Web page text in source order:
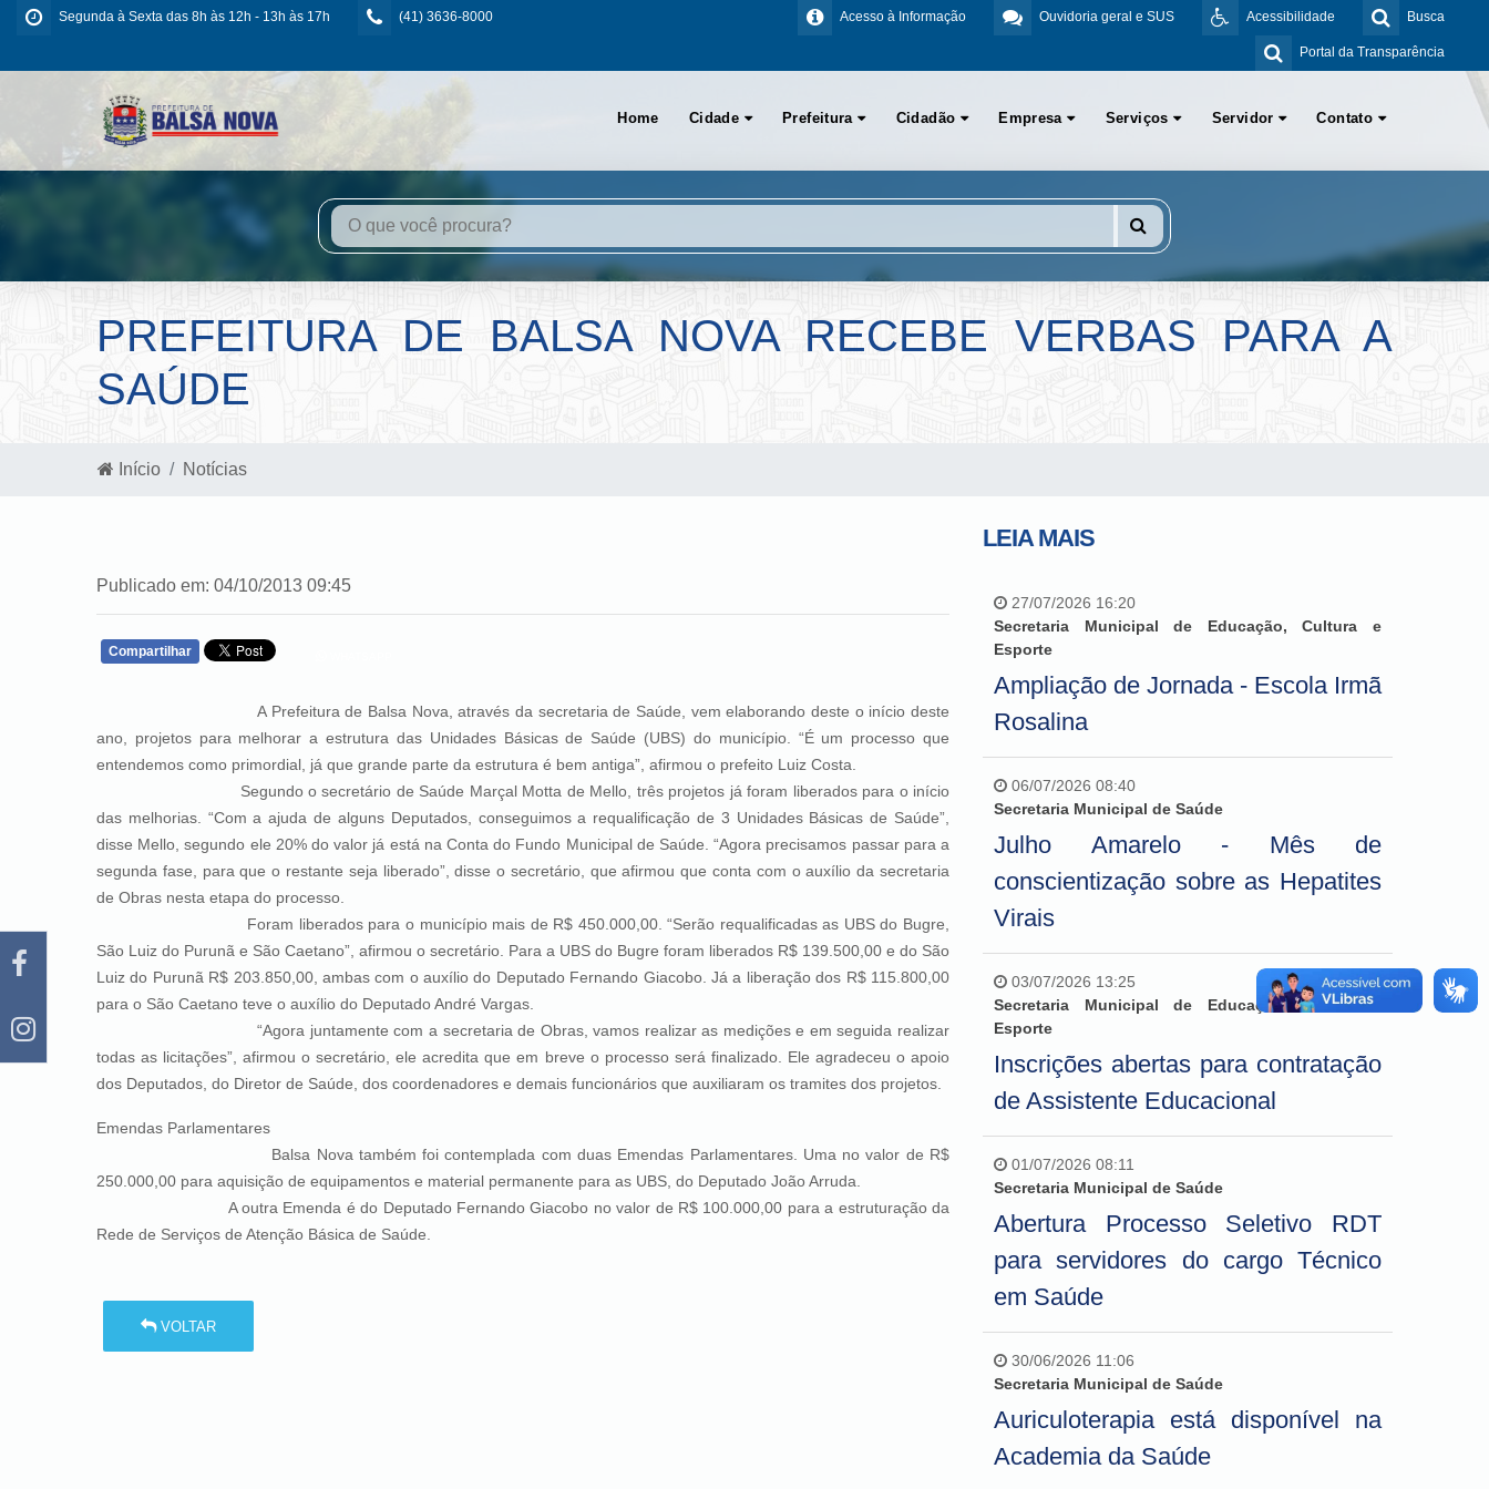
Segunda à Sexta das 8h às 12h - 13h às 17h (41) 3636-8000 Busca
Acessibilidade
Ouvidoria geral e SUS
Acesso à Informação
Portal da Transparência
Home Cidade Prefeitura Cidadão Empresa Serviços Servidor Contato
PREFEITURA DE BALSA NOVA RECEBE VERBAS PARA A
SAÚDE
Início Notícias
Publicado em: 04/10/2013 09:45
Compartilhar
A Prefeitura de Balsa Nova, através da secretaria de Saúde, vem elaborando deste o início deste
ano, projetos para melhorar a estrutura das Unidades Básicas de Saúde (UBS) do município. “É um processo que
entendemos como primordial, já que grande parte da estrutura é bem antiga”, afirmou o prefeito Luiz Costa.
Segundo o secretário de Saúde Marçal Motta de Mello, três projetos já foram liberados para o início
das melhorias. “Com a ajuda de alguns Deputados, conseguimos a requalificação de 3 Unidades Básicas de Saúde”,
disse Mello, segundo ele 20% do valor já está na Conta do Fundo Municipal de Saúde. “Agora precisamos passar para a
segunda fase, para que o restante seja liberado”, disse o secretário, que afirmou que conta com o auxílio da secretaria
de Obras nesta etapa do processo.
Foram liberados para o município mais de R$ 450.000,00. “Serão requalificadas as UBS do Bugre,
São Luiz do Purunã e São Caetano”, afirmou o secretário. Para a UBS do Bugre foram liberados R$ 139.500,00 e do São
Luiz do Purunã R$ 203.850,00, ambas com o auxílio do Deputado Fernando Giacobo. Já a liberação dos R$ 115.800,00
para o São Caetano teve o auxílio do Deputado André Vargas.
“Agora juntamente com a secretaria de Obras, vamos realizar as medições e em seguida realizar
todas as licitações”, afirmou o secretário, ele acredita que em breve o processo será finalizado. Ele agradeceu o apoio
dos Deputados, do Diretor de Saúde, dos coordenadores e demais funcionários que auxiliaram os tramites dos projetos.
Emendas Parlamentares
Balsa Nova também foi contemplada com duas Emendas Parlamentares. Uma no valor de R$
250.000,00 para aquisição de equipamentos e material permanente para as UBS, do Deputado João Arruda.
A outra Emenda é do Deputado Fernando Giacobo no valor de R$ 100.000,00 para a estruturação da
Rede de Serviços de Atenção Básica de Saúde.
VOLTAR
LEIA MAIS
27/07/2026 16:20
Secretaria Municipal de Educação, Cultura e
Esporte
Ampliação de Jornada - Escola Irmã
Rosalina
06/07/2026 08:40
Secretaria Municipal de Saúde
Julho Amarelo - Mês de
conscientização sobre as Hepatites
Virais
03/07/2026 13:25
Secretaria Municipal de Educação, Cultura e
Esporte
Inscrições abertas para contratação
de Assistente Educacional
01/07/2026 08:11
Secretaria Municipal de Saúde
Abertura Processo Seletivo RDT
para servidores do cargo Técnico
em Saúde
30/06/2026 11:06
Secretaria Municipal de Saúde
Auriculoterapia está disponível na
Academia da Saúde